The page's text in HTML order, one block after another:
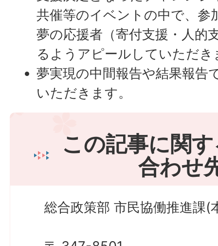
共催等のイベントの中で、参
夢の応援者（寄付支援・人的
るようアピールしていただき
夢実現の中間報告や結果報告
いただきます。
この記事に関
合わせ
総合政策部 市民協働推進課(